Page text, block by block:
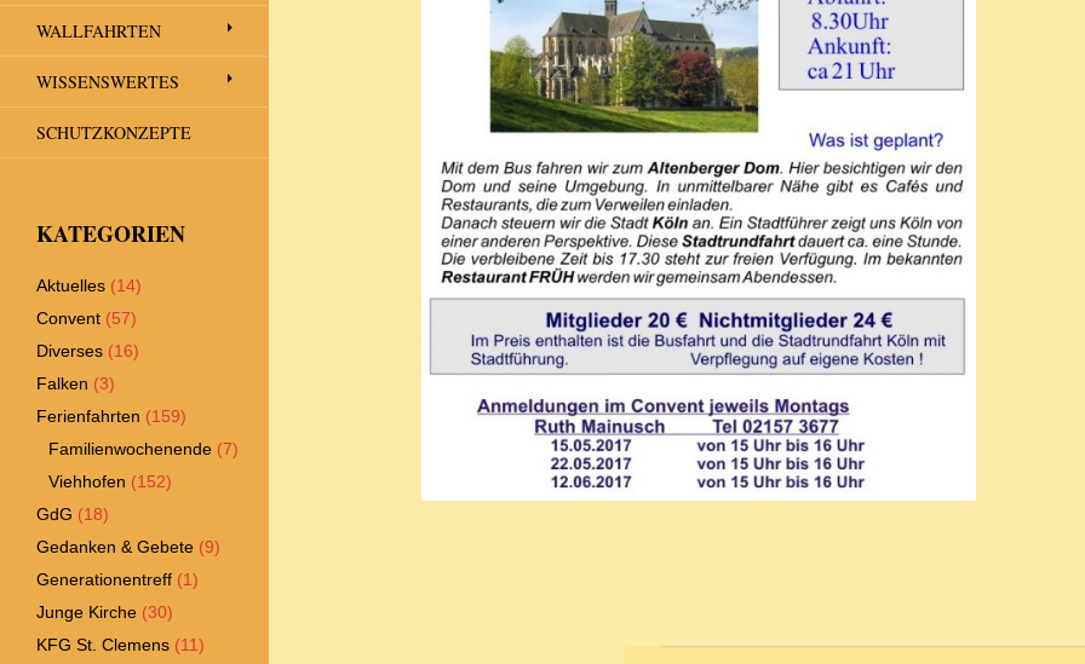
WALLFAHRTEN
WISSENSWERTES
SCHUTZKONZEPTE
KATEGORIEN
Aktuelles (14)
Convent (57)
Diverses (16)
Falken (3)
Ferienfahrten (159)
Familienwochenende (7)
Viehhofen (152)
GdG (18)
Gedanken & Gebete (9)
Generationentreff (1)
Junge Kirche (30)
KFG St. Clemens (11)